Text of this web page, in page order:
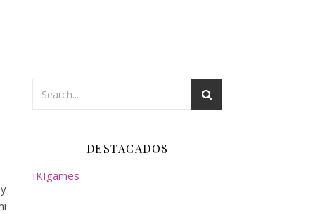
DESTACADOS
IKIgames